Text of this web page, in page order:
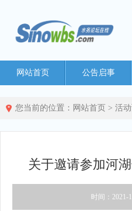
网站首页 公告启事
您当前的位置： 网站首页 > 活
关于邀请参加河
时间：2021-